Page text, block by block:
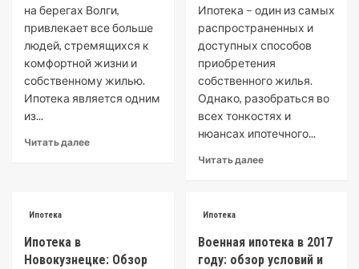
на берегах Волги,
привлекает все больше
людей, стремящихся к
комфортной жизни и
собственному жилью.
Ипотека является одним
из...
Читать далее
Ипотека – один из самых
распространенных и
доступных способов
приобретения
собственного жилья.
Однако, разобраться во
всех тонкостях и
нюансах ипотечного...
Читать далее
Ипотека
Ипотека в
Новокузнецке: Обзор
Ипотека
Военная ипотека в 2017
году: обзор условий и